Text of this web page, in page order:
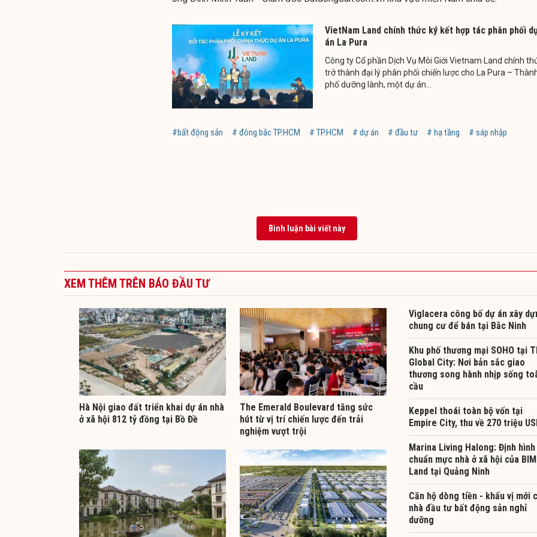
VietNam Land chính thức ký kết hợp tác phân phối
án La Pura
Công ty Cổ phần Dịch Vụ Môi Giới Vietnam Land chính
trở thành đại lý phân phối chiến lược cho La Pura –
phố dưỡng lành, một dự án...
#bất động sản # đông bắc TP.HCM # TP.HCM # dự án # đầu tư # hạ tầng # sáp nhập
Bình luận bài viết này
XEM THÊM TRÊN BÁO ĐẦU TƯ
Hà Nội giao đất triển khai dự án nhà
ở xã hội 812 tỷ đồng tại Bồ Đề
The Emerald Boulevard tăng sức
hút từ vị trí chiến lược đến trải
nghiệm vượt trội
Viglacera công bố dự án xây
chung cư để bán tại Bắc Ninh
Khu phố thương mại SOHO tại
Global City: Nơi bản sắc giao
thương song hành nhịp sống
cầu
Keppel thoái toàn bộ vốn tại
Empire City, thu về 270 triệu
Marina Living Halong: Định hình
chuẩn mực nhà ở xã hội của BIM
Land tại Quảng Ninh
Căn hộ dòng tiền - khẩu vị mới
nhà đầu tư bất động sản nghỉ
dưỡng